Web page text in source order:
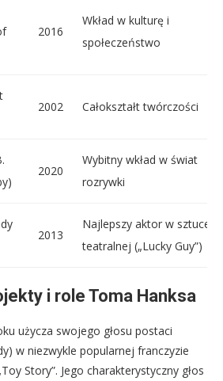
2016
Wkład w kulturę i
społeczeństwo
2002 Całokształt twórczości
2020
Wybitny wkład w świat
rozrywki
2013
Najlepszy aktor w sztuce
teatralnej („Lucky Guy”)
i role Toma Hanksa
użycza swojego głosu postaci
w niezwykle popularnej franczyzie
Story”. Jego charakterystyczny głos